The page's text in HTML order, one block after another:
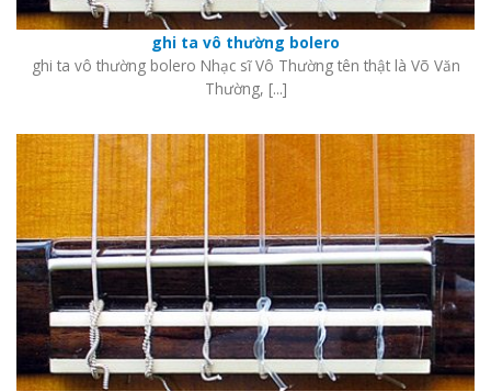
ghi ta vô thường bolero
ghi ta vô thường bolero Nhạc sĩ Vô Thường tên thật là Võ Văn
Thường, [...]